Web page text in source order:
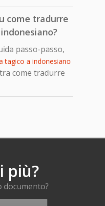
come tradurre
passo-passo,
tagico a indonesiano
come tradurre
più?
documento?